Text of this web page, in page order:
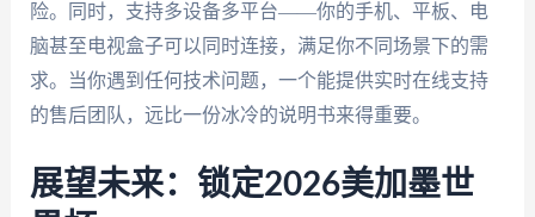
险。同时，支持多设备多平台——你的手机、平板、电
脑甚至电视盒子可以同时连接，满足你不同场景下的需
求。当你遇到任何技术问题，一个能提供实时在线支持
的售后团队，远比一份冰冷的说明书来得重要。
展望未来：锁定2026美加墨世